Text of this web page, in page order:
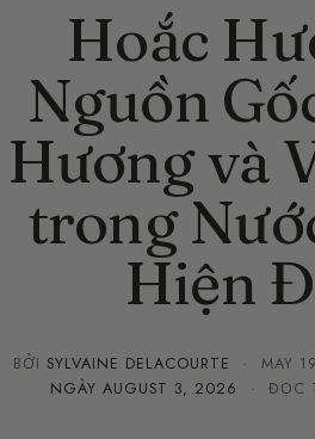
Hoắc
Nguồn
Hương và
trong
Hiện
BỞI SYLVAINE DELACOURTE · MAY
NGÀYAUGUST 3, 2026 · ĐỌC